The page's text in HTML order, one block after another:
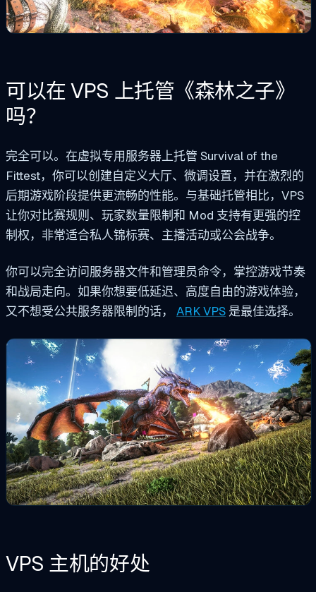
可以在 VPS 上托管《森林之子》
吗？
完全可以。在虚拟专用服务器上托管 Survival of the
Fittest，你可以创建自定义大厅、微调设置，并在激烈的
后期游戏阶段提供更流畅的性能。与基础托管相比，VPS
让你对比赛规则、玩家数量限制和 Mod 支持有更强的控
制权，非常适合私人锦标赛、主播活动或公会战争。
你可以完全访问服务器文件和管理员命令，掌控游戏节奏
和战局走向。如果你想要低延迟、高度自由的游戏体验，
又不想受公共服务器限制的话， ARK VPS 是最佳选择。
VPS 主机的好处